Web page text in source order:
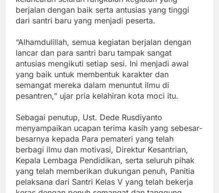
berjalan dengan baik serta antusias yang tinggi
dari santri baru yang menjadi peserta.
“Alhamdulillah, semua kegiatan berjalan dengan
lancar dan para santri baru tampak sangat
antusias mengikuti setiap sesi. Ini menjadi awal
yang baik untuk membentuk karakter dan
semangat mereka dalam menuntut ilmu di
pesantren,” ujar pria kelahiran kota moci itu.
Sebagai penutup, Ust. Dede Rusdiyanto
menyampaikan ucapan terima kasih yang sebesar-
besarnya kepada Para pemateri yang telah
berbagi ilmu dan motivasi, Direktur Kesantrian,
Kepala Lembaga Pendidikan, serta seluruh pihak
yang telah memberikan dukungan penuh, Panitia
pelaksana dari Santri Kelas V yang telah bekerja